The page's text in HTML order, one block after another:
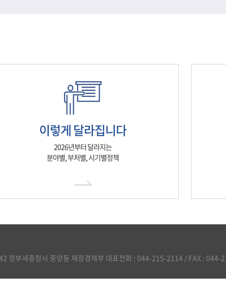
이렇게 달라집니다
2026년부터 달라지는
분야별, 부처별, 시기별정책
정부세종청사 중앙동 재정경제부 대표전화 : 044-215-2114 / FAX : 044-